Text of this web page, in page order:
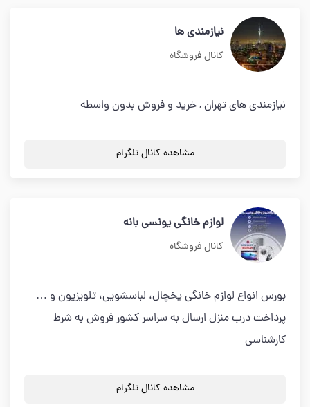
نیازمندی ها
کانال فروشگاه
نیازمندی های تهران , خرید و فروش بدون واسطه
مشاهده کانال تلگرام
لوازم خانگی یونسی بانه
کانال فروشگاه
بورس انواع لوازم خانگی یخچال، لباسشویی، تلویزیون و …
پرداخت درب منزل ارسال به سراسر کشور فروش به شرط
کارشناسی
مشاهده کانال تلگرام